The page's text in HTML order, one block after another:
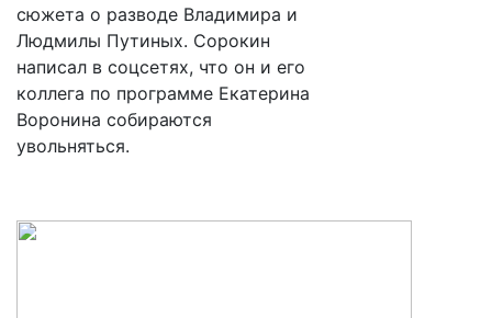
сюжета о разводе Владимира и
Людмилы Путиных. Сорокин
написал в соцсетях, что он и его
коллега по программе Екатерина
Воронина собираются
увольняться.